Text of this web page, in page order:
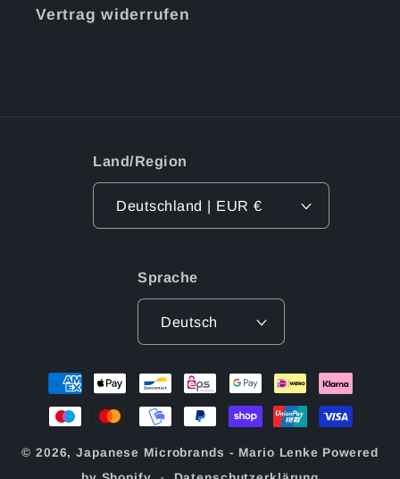
Vertrag widerrufen
Land/Region
Deutschland | EUR €
Sprache
Deutsch
Zahlungsmethoden
© 2026,Japanese Microbrands - Mario Lenke Powered